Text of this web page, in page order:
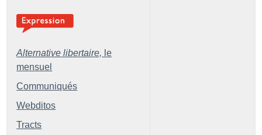
Alternative libertaire, le
mensuel
Communiqués
Webditos
Tracts